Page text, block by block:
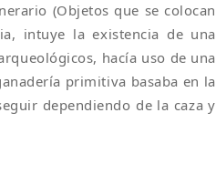
(Objetos que se colocan
intuye la existencia de una
hacía uso de una
primitiva basaba en la
dependiendo de la caza y